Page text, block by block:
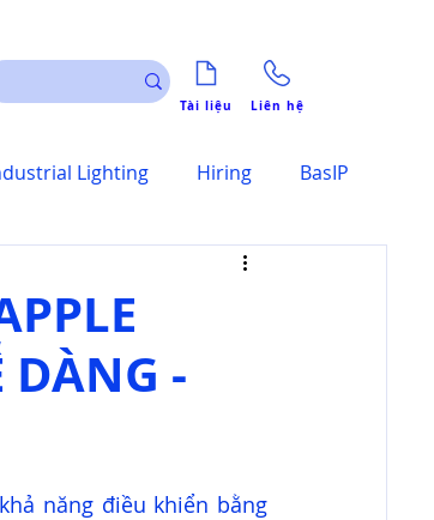
Liên hệ
Tài liệu
Lighting Hiring BasIP
-
năng điều khiển bằng